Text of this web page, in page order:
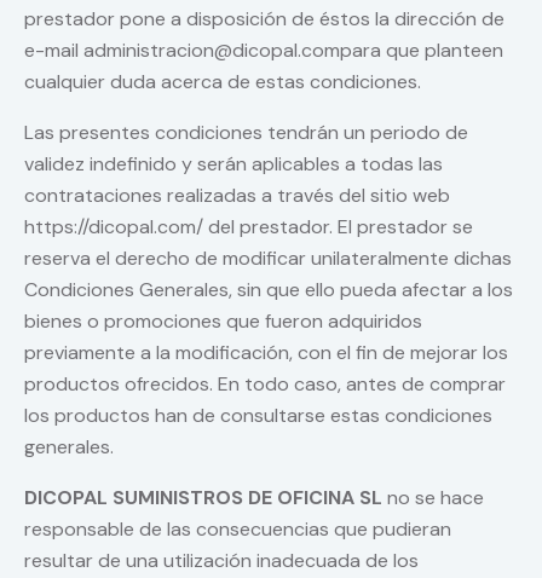
prestador pone a disposición de éstos la dirección de
e-mail administracion@dicopal.compara que planteen
cualquier duda acerca de estas condiciones.
Las presentes condiciones tendrán un periodo de
validez indefinido y serán aplicables a todas las
contrataciones realizadas a través del sitio web
https://dicopal.com/ del prestador. El prestador se
reserva el derecho de modificar unilateralmente dichas
Condiciones Generales, sin que ello pueda afectar a los
bienes o promociones que fueron adquiridos
previamente a la modificación, con el fin de mejorar los
productos ofrecidos. En todo caso, antes de comprar
los productos han de consultarse estas condiciones
generales.
DICOPAL SUMINISTROS DE OFICINA SL no se hace
responsable de las consecuencias que pudieran
resultar de una utilización inadecuada de los